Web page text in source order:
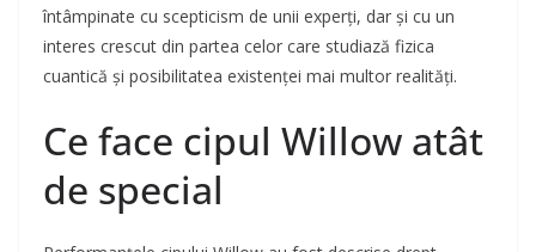
întâmpinate cu scepticism de unii experți, dar și cu un
interes crescut din partea celor care studiază fizica
cuantică și posibilitatea existenței mai multor realități.
Ce face cipul Willow atât
de special